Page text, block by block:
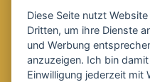
Diese Seite nutzt
Dritten, um ihre Dienste
und Werbung
anzuzeigen. Ich bin
Einwilligung jederzeit mit